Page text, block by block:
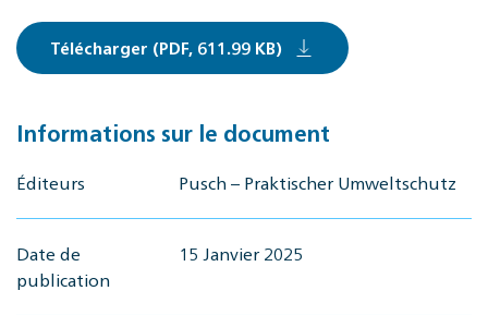
Télécharger (PDF, 611.99 KB)
Informations sur le document
Éditeurs Pusch – Praktischer Umweltschutz
Date de
publication
15 Janvier 2025